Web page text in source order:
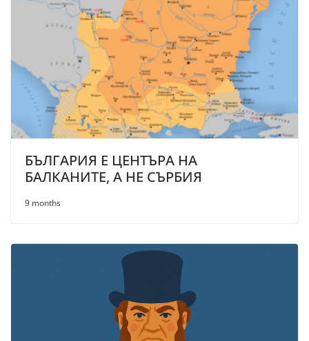
БЪЛГАРИЯ Е ЦЕНТЪРА НА
БАЛКАНИТЕ, А НЕ СЪРБИЯ
9 months